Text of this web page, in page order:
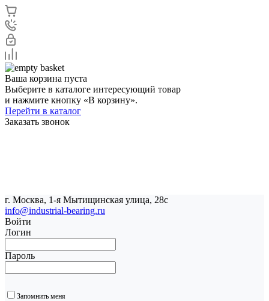
Ваша корзина пуста
Выберите в каталоге интересующий товар
и нажмите кнопку «В корзину».
Перейти в каталог
Заказать звонок
г. Москва, 1-я Мытищинская улица, 28с
info@industrial-bearing.ru
Войти
Логин
Пароль
Запомнить меня